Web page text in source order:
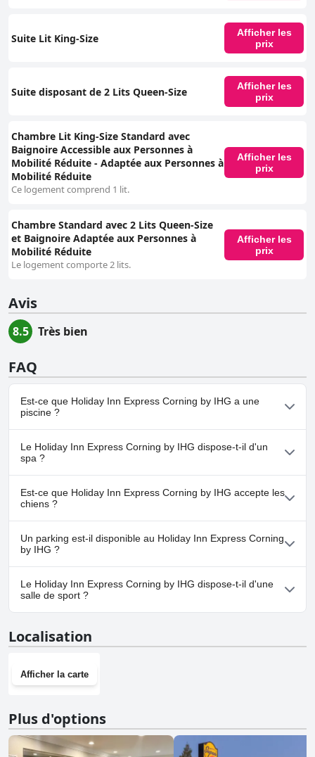
Suite Lit King-Size
Afficher les
prix
Suite disposant de 2 Lits Queen-Size
Afficher les
prix
Chambre Lit King-Size Standard avec
Baignoire Accessible aux Personnes à
Mobilité Réduite - Adaptée aux Personnes à
Mobilité Réduite
Ce logement comprend 1 lit.
Afficher les
prix
Chambre Standard avec 2 Lits Queen-Size
et Baignoire Adaptée aux Personnes à
Mobilité Réduite
Le logement comporte 2 lits.
Afficher les
prix
Avis
8.5 Très bien
FAQ
Est-ce que Holiday Inn Express Corning by IHG a une
piscine ?
Oui, Holiday Inn Express Corning by IHG dispose de piscine(s)
appartenant à une ou plusieurs des catégories suivantes : Piscine
Chauffée, Piscine Extérieure.
Le Holiday Inn Express Corning by IHG dispose-t-il d'un
spa ?
Non, il n'y a pas de spa à Holiday Inn Express Corning by IHG.
Est-ce que Holiday Inn Express Corning by IHG accepte les
chiens ?
Non, Holiday Inn Express Corning by IHG n'accepte pas les
chiens.
Un parking est-il disponible au Holiday Inn Express Corning
by IHG ?
Oui, un parking est disponible à Holiday Inn Express Corning by
IHG.
Le Holiday Inn Express Corning by IHG dispose-t-il d'une
salle de sport ?
sport.
Localisation
Afficher la carte
Plus d'options